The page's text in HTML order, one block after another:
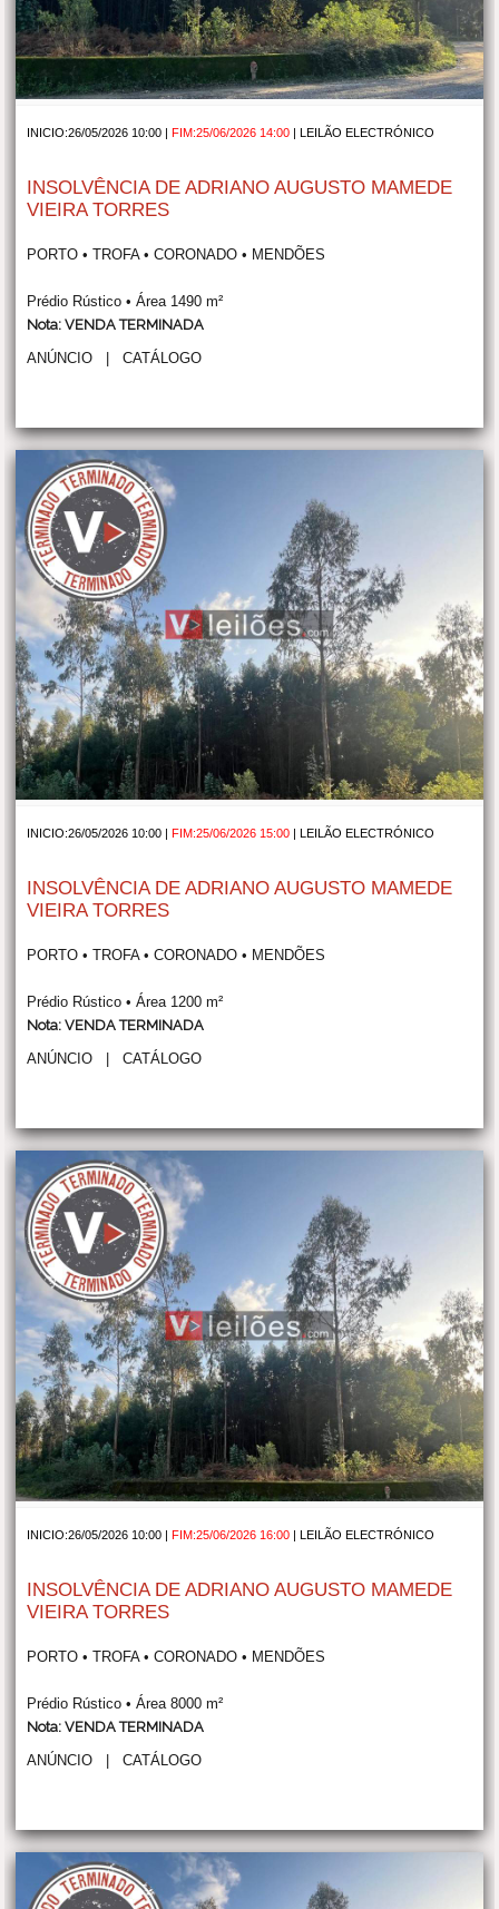
INICIO:26/05/2026 10:00 |FIM:25/06/2026 14:00 |LEILÃO ELECTRÓNICO
INSOLVÊNCIA DE ADRIANO AUGUSTO MAMEDE
VIEIRA TORRES
PORTO • TROFA • CORONADO • MENDÕES
Prédio Rústico • Área 1490 m²
Nota: VENDA TERMINADA
ANÚNCIO |CATÁLOGO
INICIO:26/05/2026 10:00 | FIM:25/06/2026 15:00 LEILÃO ELECTRÓNICO
INSOLVÊNCIA DE ADRIANO AUGUSTO MAMEDE
VIEIRA TORRES
PORTO • TROFA • CORONADO • MENDÕES
Prédio Rústico • Área 1200 m²
Nota: VENDA TERMINADA
ANÚNCIO |CATÁLOGO
INICIO:26/05/2026 10:00 |FIM:25/06/2026 16:00 |LEILÃO ELECTRÓNICO
INSOLVÊNCIA DE ADRIANO AUGUSTO MAMEDE
VIEIRA TORRES
PORTO • TROFA • CORONADO • MENDÕES
Prédio Rústico • Área 8000 m²
Nota: VENDA TERMINADA
ANÚNCIO |CATÁLOGO